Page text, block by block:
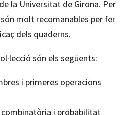
la Universitat de Girona. Per
molt recomanables per fer
dels quaderns.
són els següents:
i primeres operacions
i probabilitat